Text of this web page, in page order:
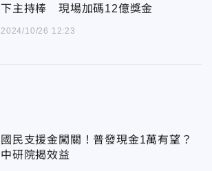
下主持棒 現場加碼12億獎金
2024/10/26 12:23
國民支援金闖關！普發現金1萬有望？
中研院揭效益